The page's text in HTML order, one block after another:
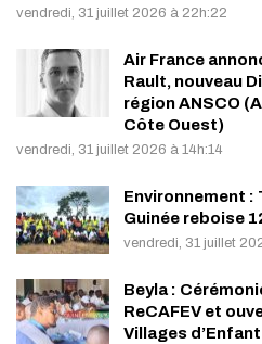
vendredi, 31 juillet 2026 à 22h:22
Air France
Rault, nouveau
région ANSCO
Côte Ouest)
vendredi, 31 juillet 2026 à 14h:14
Environnement :
Guinée reboise
vendredi, 31 juillet
Beyla :
ReCAFEV et
Villages